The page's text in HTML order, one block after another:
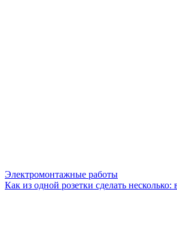
Электромонтажные работы
Как из одной розетки сделать несколько: